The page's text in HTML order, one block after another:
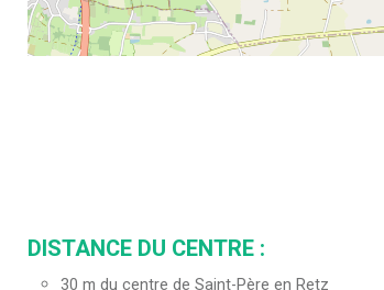
DISTANCE DU CENTRE :
30 m du centre de Saint-Père en Retz